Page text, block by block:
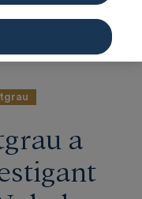
Baker, Premi Nobel de
a